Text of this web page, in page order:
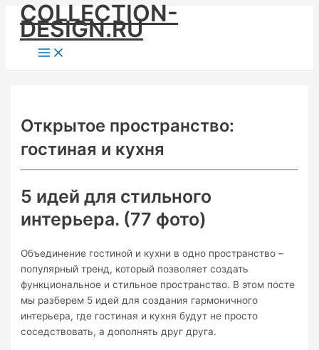
Skip
content
COLLECTION-
DESIGN.RU
Main
Menu
Открытое пространство:
гостиная и кухня
5 идей для стильного
интерьера. (77 фото)
Объединение гостиной и кухни в одно пространство –
популярный тренд, который позволяет создать
функциональное и стильное пространство. В этом посте
мы разберем 5 идей для создания гармоничного
интерьера, где гостиная и кухня будут не просто
соседствовать, а дополнять друг друга.